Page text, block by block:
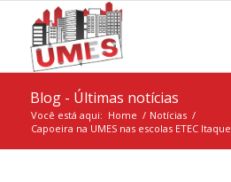
Blog - Últimas notícias
Você está aqui: Home / Notícias /
Capoeira na UMES nas escolas ETEC